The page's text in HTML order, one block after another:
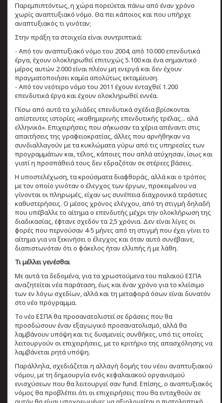
Παρεμπιπτόντως, η χώρα πορεύεται πάνω από έναν χρόνο
χωρίς αναπτυξιακό νόμο. Θα πει κάποιος και που υπήρχε
αναπτυξιακός τι γινόταν;
Στην πράξη τα στοιχεία είναι συντριπτικά:
- Από τον αναπτυξιακό νόμο του 2004, από 10.000 επενδυτικά
έργα, έχουν ολοκληρωθεί επιτυχώς 5.100 και ένα σημαντικό
μέρος αυτών 2.000 είναι πλέον μη ενεργά και δεν έχουν
πραγματοποιήσει καμία απολύτως εκταμίευση.
- Από τον νεότερο νόμο του 2011 έχουν ενταχθεί 1.200
επενδυτικά έργα και έχουν ολοκληρωθεί εννέα.
Πίσω από αυτά τα χιλιάδες επενδυτικά σχέδια βρίσκονται
απίστευτες ιστορίες «καθημερινής επενδυτικής τρέλας... αλά
ελληνικά». Επιχειρήσεις που σήκωσαν τα χέρια απέναντι στις
απαιτήσεις της γραφειοκρατίας, άλλες που αρνήθηκαν να
συνδιαλλαγούν με τα κυκλώματα γύρω από τις υπηρεσίες των
προγραμμάτων και, τέλος, κάποιες που απλά ατύχησαν, ίσως και
γιατί η προσπάθειά τους δεν εδραζόταν σε στέρεες βάσεις.
Η υποστελέχωση, τα κρούσματα διαφθοράς, αλλά και ο τρόπος
με τον οποίο γινόταν ο έλεγχος των έργων, προκειμένου να
γίνονται οι πληρωμές, είχαν ως συνέπεια διαχρονικά τεράστιες
καθυστερήσεις. Ο μέσος χρόνος ελέγχου, από τη στιγμή δηλαδή
που υπέβαλλε το αίτημα ο επενδυτής μέχρι την ολοκλήρωση της
διαδικασίας, έφτανε σχεδόν τα 2,5 χρόνια. Δεν είναι λίγες οι
φορές που περνούσαν 4-5 μήνες από τη στιγμή που έχει γίνει το
αίτημα για να ξεκινήσει ο έλεγχος και όταν αυτό συνέβαινε,
διαπιστωνόταν ότι ο φάκελος ήταν ελλιπής ή με λάθη.
Τι μέλλει γενέσθαι
Με αυτά τα δεδομένα, για τα χρωστούμενα του παλαιού ΕΣΠΑ
αναζητείται νέα παράταση, έως και έναν χρόνο για το κλείσιμο
των εν λόγω σχεδίων, αλλά και τη μεταφορά όσων είναι δυνατόν
στο νέο πρόγραμμα.
Το νέο ΕΣΠΑ θα προσανατολιστεί σε δράσεις που θα
προσδώσουν έναν εξαγωγικό προσανατολισμό, αλλά θα
λαμβάνουν υπόψη και τις δυσμενείς συνθήκες, υπό τις οποίες
λειτουργούν οι επιχειρήσεις, με το κριτήριο της απασχόλησης να
λαμβάνεται ρητά υπόψη.
Παράλληλα, σχεδιάζεται η αλλαγή δομής του νέου αναπτυξιακού
νόμου, με τη δημιουργία ενός κεφαλαιακού οργανισμού
ενισχύσεων που θα λειτουργεί σαν fund. Επίσης, ο αναπτυξιακός
νόμος θα προβλέπει ότι οι επιχειρήσεις που θα ενταχθούν σε